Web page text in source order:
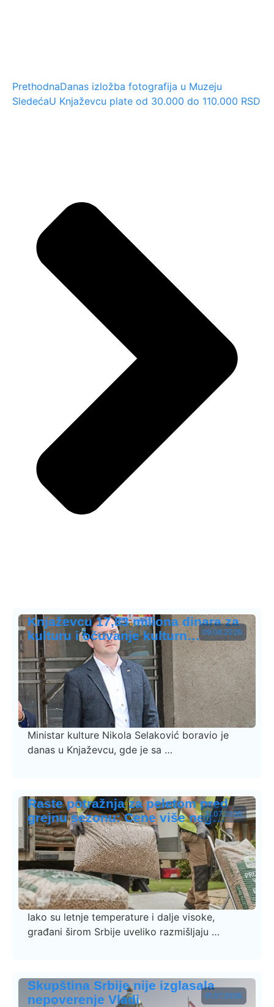
PrethodnaDanas izložba fotografija u Muzeju
SledećaU Knjaževcu plate od 30.000 do 110.000 RSD
09.08.2026.
Knjaževcu 17,83 miliona dinara za
kulturu i očuvanje kulturn…
Ministar kulture Nikola Selaković boravio je
danas u Knjaževcu, gde je sa …
31.07.2026.
Raste potražnja za peletom pred
grejnu sezonu: Cene više neg…
Iako su letnje temperature i dalje visoke,
građani širom Srbije uveliko razmišljaju …
31.07.2026.
Skupština Srbije nije izglasala
nepoverenje Vladi